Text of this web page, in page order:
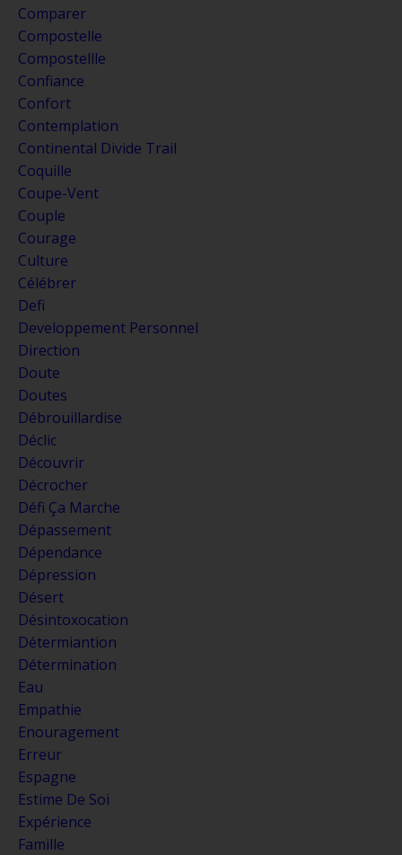
Comparer
Compostelle
Compostellle
Confiance
Confort
Contemplation
Continental Divide Trail
Coquille
Coupe-Vent
Couple
Courage
Culture
Célébrer
Defi
Developpement Personnel
Direction
Doute
Doutes
Débrouillardise
Déclic
Découvrir
Décrocher
Défi Ça Marche
Dépassement
Dépendance
Dépression
Désert
Désintoxocation
Détermiantion
Détermination
Eau
Empathie
Enouragement
Erreur
Espagne
Estime De Soi
Expérience
Famille